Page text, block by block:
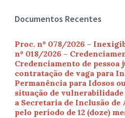
Documentos Recentes
Proc. nº 078/2026 –
nº 018/2026 –
Credenciamento de pessoa
contratação de vaga para
Permanência para Idosos
situação de
a Secretaria de Inclusão de
pelo período de 12 (doze)